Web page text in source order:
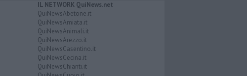
IL NETWORK QuiNews.net
QuiNewsAbetone.it
QuiNewsAmiata.it
QuiNewsAnimali.it
QuiNewsArezzo.it
QuiNewsCasentino.it
QuiNewsCecina.it
QuiNewsChianti.it